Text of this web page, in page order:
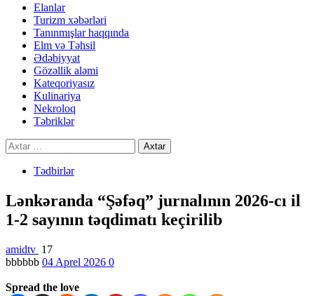
Elanlar
Turizm xəbərləri
Tanınmışlar haqqında
Elm və Təhsil
Ədəbiyyat
Gözəllik aləmi
Kateqoriyasız
Kulinariya
Nekroloq
Təbriklər
Axtarış:
Tədbirlər
Lənkəranda “Şəfəq” jurnalının 2026-cı il
1-2 sayının təqdimatı keçirilib
amidtv 17
bbbbbb 04 Aprel 2026 0
Spread the love